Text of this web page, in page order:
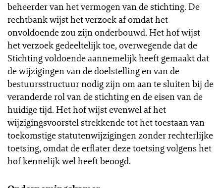
beheerder van het vermogen van de stichting. De
rechtbank wijst het verzoek af omdat het
onvoldoende zou zijn onderbouwd. Het hof wijst
het verzoek gedeeltelijk toe, overwegende dat de
Stichting voldoende aannemelijk heeft gemaakt dat
de wijzigingen van de doelstelling en van de
bestuursstructuur nodig zijn om aan te sluiten bij de
veranderde rol van de stichting en de eisen van de
huidige tijd. Het hof wijst evenwel af het
wijzigingsvoorstel strekkende tot het toestaan van
toekomstige statutenwijzigingen zonder rechterlijke
toetsing, omdat de erflater deze toetsing volgens het
hof kennelijk wel heeft beoogd.